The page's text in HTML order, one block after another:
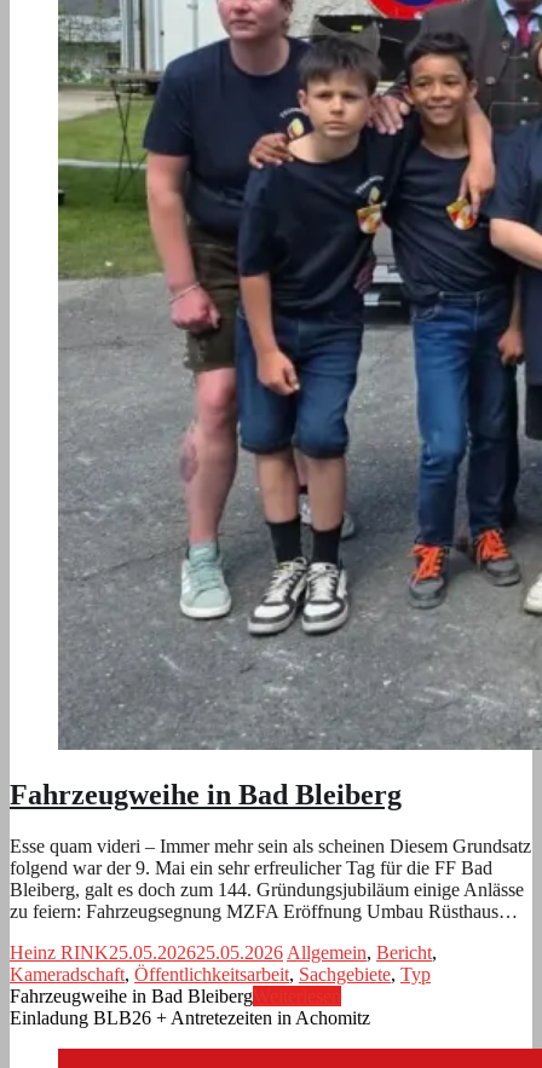
Fahrzeugweihe in Bad Bleiberg
Esse quam videri – Immer mehr sein als scheinen Diesem Grundsatz
folgend war der 9. Mai ein sehr erfreulicher Tag für die FF Bad
Bleiberg, galt es doch zum 144. Gründungsjubiläum einige Anlässe
zu feiern: Fahrzeugsegnung MZFA Eröffnung Umbau Rüsthaus…
Heinz RINK25.05.202625.05.2026 Allgemein, Bericht,
Kameradschaft, Öffentlichkeitsarbeit, Sachgebiete, Typ
Fahrzeugweihe in Bad Bleiberg
Einladung BLB26 + Antretezeiten in Achomitz